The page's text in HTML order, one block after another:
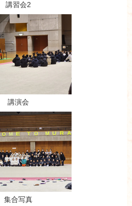
講習会2
講演会
集合写真